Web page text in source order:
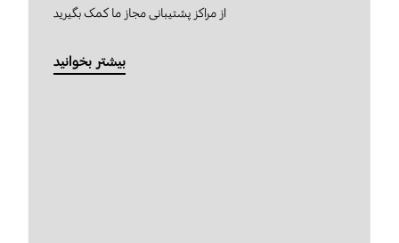
از مراکز پشتیبانی مجاز ما کمک بگیرید
بیشتر بخوانید